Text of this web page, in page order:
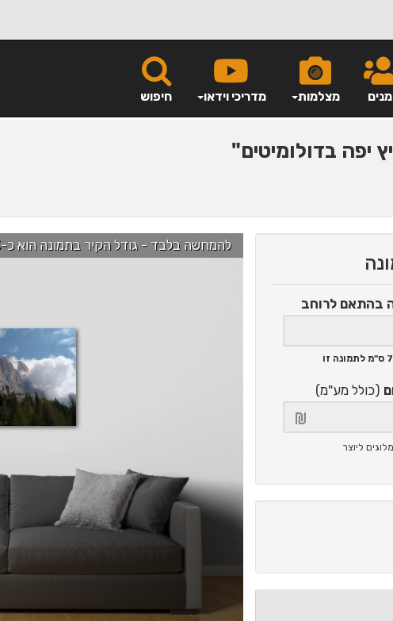
חיפוש מדריכי וידאו מצלמות
יפה בדולומיטים"
להמחשה בלבד - גודל הקיר בתמונה הוא כ-2.5 מ' ניתן לגרור ולהזיז את התמונה
בהתאם לרוחב
לתמונה זו
(כולל מע"מ)